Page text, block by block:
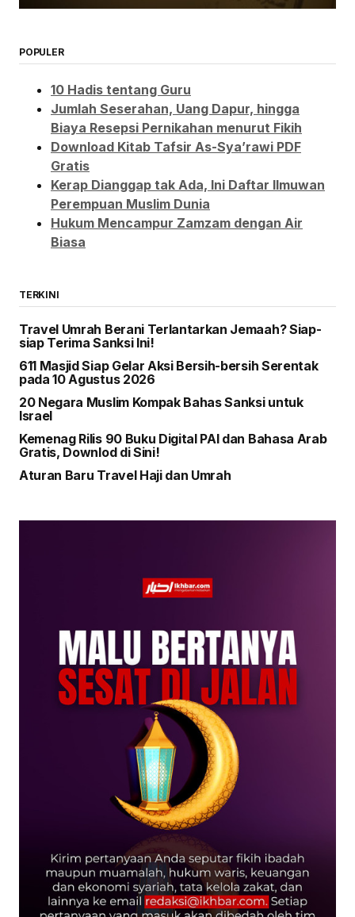
POPULER
10 Hadis tentang Guru
Jumlah Seserahan, Uang Dapur, hingga
Biaya Resepsi Pernikahan menurut Fikih
Download Kitab Tafsir As-Sya’rawi PDF
Gratis
Kerap Dianggap tak Ada, Ini Daftar Ilmuwan
Perempuan Muslim Dunia
Hukum Mencampur Zamzam dengan Air
Biasa
TERKINI
Travel Umrah Berani Terlantarkan Jemaah? Siap-
siap Terima Sanksi Ini!
611 Masjid Siap Gelar Aksi Bersih-bersih Serentak
pada 10 Agustus 2026
20 Negara Muslim Kompak Bahas Sanksi untuk
Israel
Kemenag Rilis 90 Buku Digital PAI dan Bahasa Arab
Gratis, Downlod di Sini!
Aturan Baru Travel Haji dan Umrah